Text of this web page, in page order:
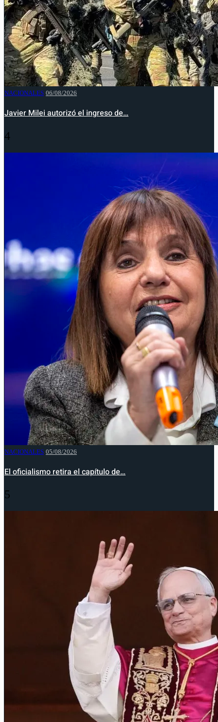
NACIONALES 06/08/2026
Javier Milei autorizó el ingreso de…
4
NACIONALES 05/08/2026
El oficialismo retira el capítulo de…
5